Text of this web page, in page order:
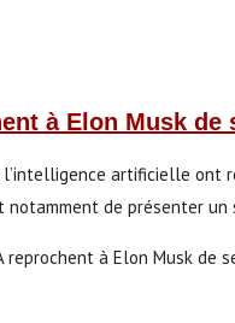
à Elon Musk
artificielle ont
de présenter un
reprochent à Elon Musk de